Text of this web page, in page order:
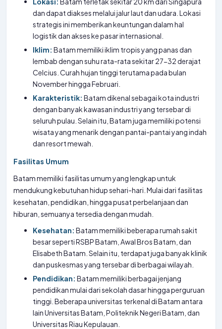
dan dapat diakses melalui jalur laut dan udara. Lokasi
strategis ini memberikan keuntungan dalam hal
logistik dan akses ke pasar internasional.
Iklim: Batam memiliki iklim tropis yang panas dan
lembab dengan suhu rata-rata sekitar 27-32 derajat
Celcius. Curah hujan tinggi terutama pada bulan
November hingga Februari.
Karakteristik: Batam dikenal sebagai kota industri
dengan banyak kawasan industri yang tersebar di
seluruh pulau. Selain itu, Batam juga memiliki potensi
wisata yang menarik dengan pantai-pantai yang indah
dan resort mewah.
Fasilitas Umum
Batam memiliki fasilitas umum yang lengkap untuk
mendukung kebutuhan hidup sehari-hari. Mulai dari fasilitas
kesehatan, pendidikan, hingga pusat perbelanjaan dan
hiburan, semuanya tersedia dengan mudah.
Kesehatan: Batam memiliki beberapa rumah sakit
besar seperti RSBP Batam, Awal Bros Batam, dan
Elisabeth Batam. Selain itu, terdapat juga banyak klinik
dan puskesmas yang tersebar di berbagai wilayah.
Pendidikan: Batam memiliki berbagai jenjang
pendidikan mulai dari sekolah dasar hingga perguruan
tinggi. Beberapa universitas terkenal di Batam antara
lain Universitas Batam, Politeknik Negeri Batam, dan
Universitas Riau Kepulauan.